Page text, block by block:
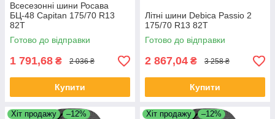
Всесезонні шини Росава
БЦ-48 Capitan 175/70 R13
82T
Готово до відправки
1 791,68 ₴ 2 036 ₴
Купити
Літні шини Debica Passio 2
175/70 R13 82T
Готово до відправки
2 867,04 ₴ 3 258 ₴
Купити
Хіт продажу –12% Хіт продажу –12%